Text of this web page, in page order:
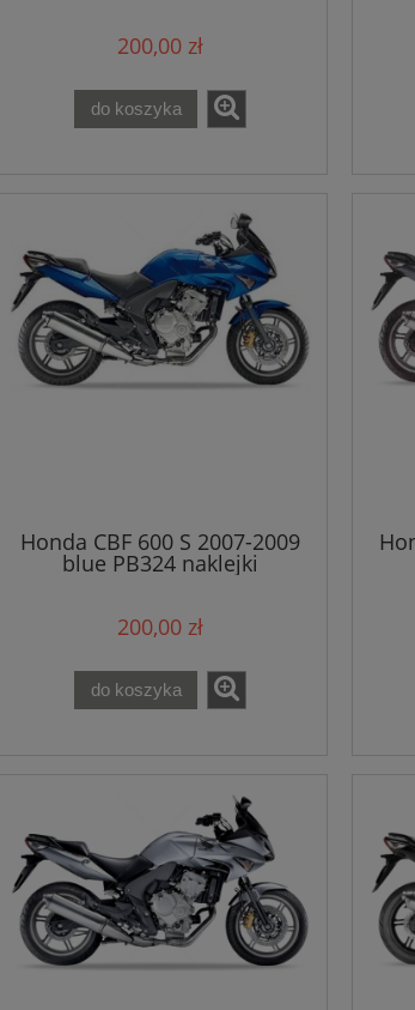
200,00 zł
do koszyka
Honda CBF 600 S 2007-2009
blue PB324 naklejki
200,00 zł
do koszyka